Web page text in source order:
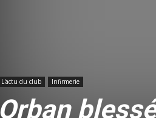
L'actu du club Infirmerie
Orban blessé